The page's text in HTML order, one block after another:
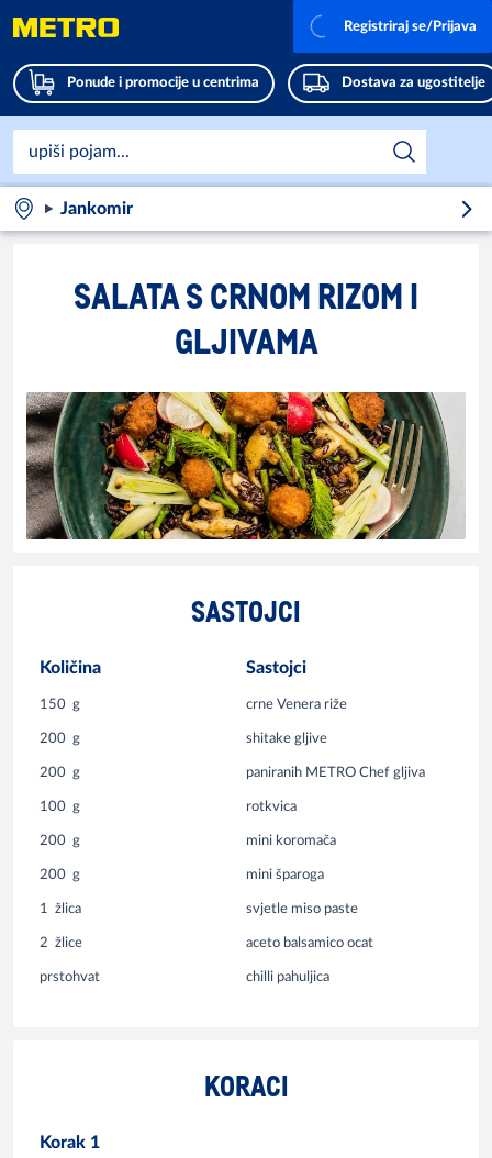
Ponude i promocije u centrima Dostava za ugostitelje
Registriraj se/Prijava
Jankomir
SALATA S CRNOM RIZOM I
GLJIVAMA
SASTOJCI
Količina Sastojci
150 g crne Venera riže
200 g shitake gljive
200 g paniranih METRO Chef gljiva
100 g rotkvica
200 g mini koromača
200 g mini šparoga
1 žlica svjetle miso paste
2 žlice aceto balsamico ocat
prstohvat chilli pahuljica
KORACI
Korak 1